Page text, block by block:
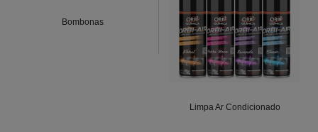
Bombonas
Limpa Ar Condicionado